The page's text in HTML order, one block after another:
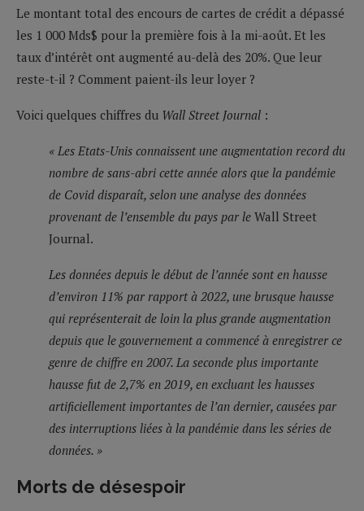
Le montant total des encours de cartes de crédit a dépassé
les 1 000 Mds$ pour la première fois à la mi-août. Et les
taux d’intérêt ont augmenté au-delà des 20%. Que leur
reste-t-il ? Comment paient-ils leur loyer ?
Voici quelques chiffres du Wall Street Journal :
« Les Etats-Unis connaissent une augmentation record du
nombre de sans-abri cette année alors que la pandémie
de Covid disparaît, selon une analyse des données
provenant de l’ensemble du pays par le Wall Street
Journal.
Les données depuis le début de l’année sont en hausse
d’environ 11% par rapport à 2022, une brusque hausse
qui représenterait de loin la plus grande augmentation
depuis que le gouvernement a commencé à enregistrer ce
genre de chiffre en 2007. La seconde plus importante
hausse fut de 2,7% en 2019, en excluant les hausses
artificiellement importantes de l’an dernier, causées par
des interruptions liées à la pandémie dans les séries de
données. »
Morts de désespoir